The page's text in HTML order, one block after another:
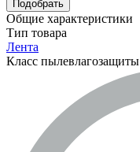
Подобрать
Общие характеристики
Тип товара
Лента
Класс пылевлагозащиты